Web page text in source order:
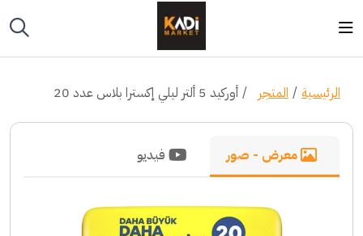
الرئيسية المتجر أوركيد 5 ألتر ليلي إكسترا بلاس عدد 20
معرض - صور فيديو